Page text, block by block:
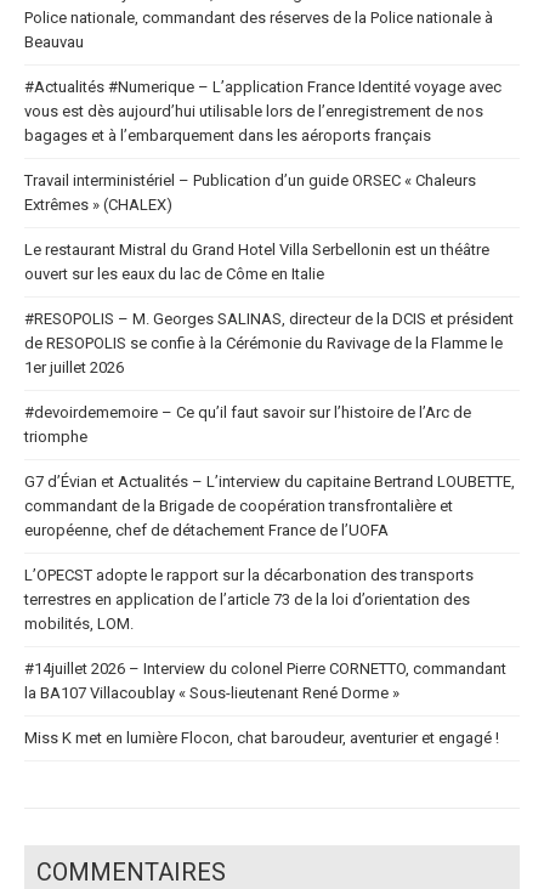
Police nationale, commandant des réserves de la Police nationale à
Beauvau
#Actualités #Numerique – L’application France Identité voyage avec
vous est dès aujourd’hui utilisable lors de l’enregistrement de nos
bagages et à l’embarquement dans les aéroports français
Travail interministériel – Publication d’un guide ORSEC « Chaleurs
Extrêmes » (CHALEX)
Le restaurant Mistral du Grand Hotel Villa Serbellonin est un théâtre
ouvert sur les eaux du lac de Côme en Italie
#RESOPOLIS – M. Georges SALINAS, directeur de la DCIS et président
de RESOPOLIS se confie à la Cérémonie du Ravivage de la Flamme le
1er juillet 2026
#devoirdememoire – Ce qu’il faut savoir sur l’histoire de l’Arc de
triomphe
G7 d’Évian et Actualités – L’interview du capitaine Bertrand LOUBETTE,
commandant de la Brigade de coopération transfrontalière et
européenne, chef de détachement France de l’UOFA
L’OPECST adopte le rapport sur la décarbonation des transports
terrestres en application de l’article 73 de la loi d’orientation des
mobilités, LOM.
#14juillet 2026 – Interview du colonel Pierre CORNETTO, commandant
la BA107 Villacoublay « Sous-lieutenant René Dorme »
Miss K met en lumière Flocon, chat baroudeur, aventurier et engagé !
COMMENTAIRES